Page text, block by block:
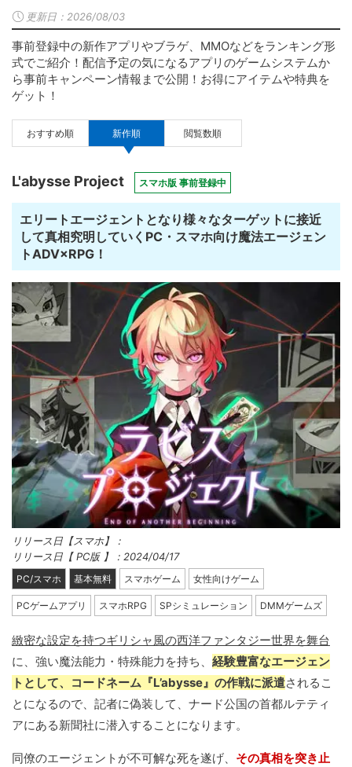
更新日： 2026/08/03
事前登録中の新作アプリやブラゲ、MMOなどをランキング形
式でご紹介！配信予定の気になるアプリのゲームシステムか
ら事前キャンペーン情報まで公開！お得にアイテムや特典を
ゲット！
おすすめ順 新作順 閲覧数順
L'abysse Project スマホ版 事前登録中
エリートエージェントとなり様々なターゲットに接近
して真相究明していくPC・スマホ向け魔法エージェン
トADV×RPG！
リリース日【スマホ】：
リリース日【 PC版 】：2024/04/17
PC/スマホ 基本無料 スマホゲーム 女性向けゲーム
PCゲームアプリ スマホRPG SPシミュレーション DMMゲームズ
緻密な設定を持つギリシャ風の西洋ファンタジー世界を舞台
に、強い魔法能力・特殊能力を持ち、 経験豊富なエージェン
トとして、コードネーム『L’abysse』の作戦に派遣されるこ
とになるので、記者に偽装して、ナード公国の首都ルテティ
アにある新聞社に潜入することになります。
同僚のエージェントが不可解な死を遂げ、 その真相を突き止